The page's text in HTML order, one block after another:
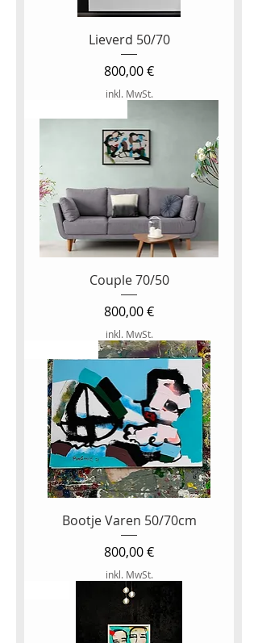
Lieverd 50/70
Preis
800,00 €
inkl. MwSt.
Couple 70/50
Preis
800,00 €
inkl. MwSt.
Bootje Varen 50/70cm
Preis
800,00 €
inkl. MwSt.